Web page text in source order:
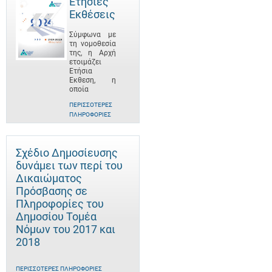
Εκθέσεις
Σύμφωνα με
τη νομοθεσία
της, η Αρχή
ετοιμάζει
Ετήσια
Έκθεση, η
οποία
ΠΕΡΙΣΣΌΤΕΡΕΣ
ΠΛΗΡΟΦΟΡΊΕΣ
Σχέδιο Δημοσίευσης
δυνάμει των περί του
Δικαιώματος
Πρόσβασης σε
Πληροφορίες του
Δημοσίου Τομέα
Νόμων του 2017 και
2018
ΠΕΡΙΣΣΌΤΕΡΕΣ ΠΛΗΡΟΦΟΡΊΕΣ